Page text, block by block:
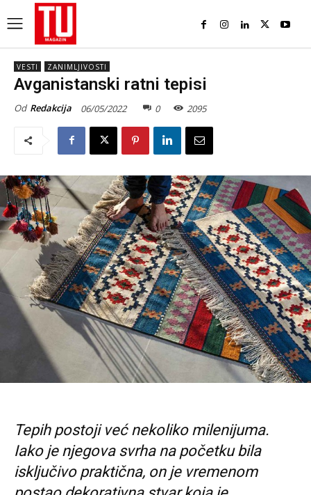
VESTI ZANIMLJIVOSTI
Avganistanski ratni tepisi
Od Redakcija 06/05/2022 0 2095
Tepih postoji već nekoliko milenijuma.
Iako je njegova svrha na početku bila
isključivo praktična, on je vremenom